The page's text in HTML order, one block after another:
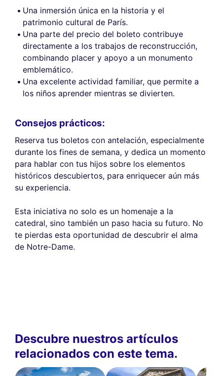
Una inmersión única en la historia y el
patrimonio cultural de París.
Una parte del precio del boleto contribuye
directamente a los trabajos de reconstrucción,
combinando placer y apoyo a un monumento
emblemático.
Una excelente actividad familiar, que permite a
los niños aprender mientras se divierten.
Consejos prácticos:
Reserva tus boletos con antelación, especialmente
durante los fines de semana, y dedica un momento
para hablar con tus hijos sobre los elementos
históricos descubiertos, para enriquecer aún más
su experiencia.
Esta iniciativa no solo es un homenaje a la
catedral, sino también un paso hacia su futuro. No
te pierdas esta oportunidad de descubrir el alma
de Notre-Dame.
Descubre nuestros artículos
relacionados con este tema.